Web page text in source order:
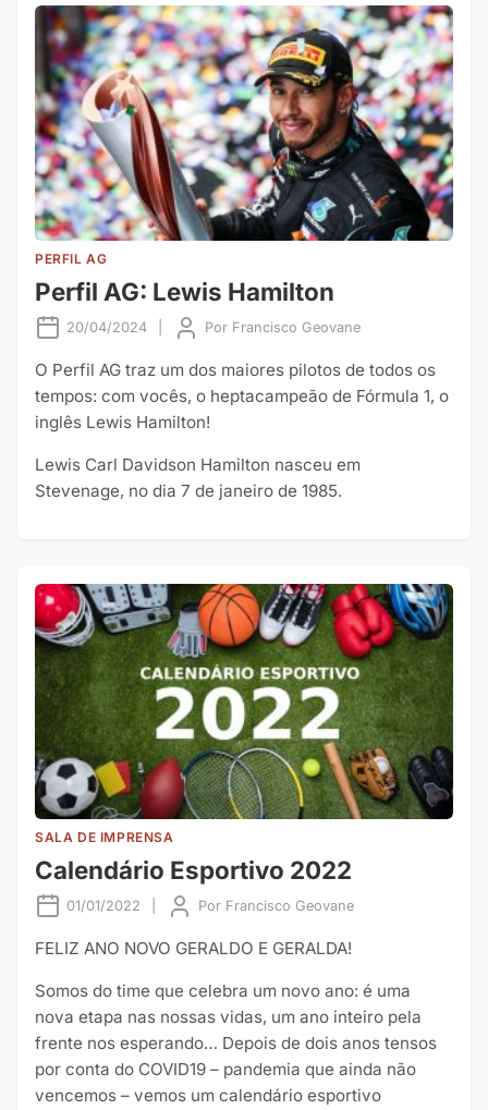
PERFIL AG
Perfil AG: Lewis Hamilton
20/04/2024 Por Francisco Geovane
O Perfil AG traz um dos maiores pilotos de todos os
tempos: com vocês, o heptacampeão de Fórmula 1, o
inglês Lewis Hamilton!
Lewis Carl Davidson Hamilton nasceu em
Stevenage, no dia 7 de janeiro de 1985.
SALA DE IMPRENSA
Calendário Esportivo 2022
01/01/2022 Por Francisco Geovane
FELIZ ANO NOVO GERALDO E GERALDA!
Somos do time que celebra um novo ano: é uma
nova etapa nas nossas vidas, um ano inteiro pela
frente nos esperando… Depois de dois anos tensos
por conta do COVID19 – pandemia que ainda não
vencemos – vemos um calendário esportivo